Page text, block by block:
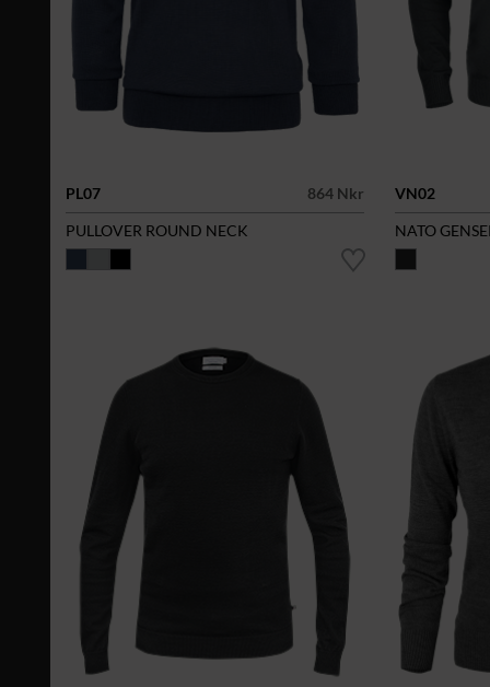
PL07
864 Nkr
PULLOVER ROUND NECK
VN02
NATO